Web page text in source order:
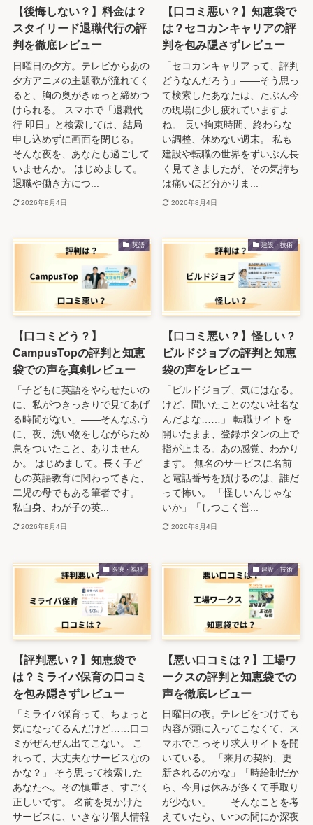
【後悔しない？】料金は？
スタイリード退職代行の評
判を徹底レビュー
日曜日の夕方。テレビからあの
夕方アニメの主題歌が流れてく
ると、胸の奥がきゅっと締めつ
けられる。 スマホで「退職代
行 即日」と検索しては、結局
申し込めずに画面を閉じる。
そんな夜を、あなたも過ごして
いませんか。 はじめまして。
退職や働き方につ...
2026年8月4日
【口コミ悪い？】知恵袋で
は？セコカンキャリアの評
判を包み隠さずレビュー
「セコカンキャリアって、評判
どうなんだろう」——そう思っ
て検索したあなたは、たぶん今
の現場に少し疲れていますよ
ね。 長い拘束時間、終わらな
い調整、休めない週末。 私も
建設や転職の世界をずいぶん長
く見てきましたが、その気持ち
は痛いほど分かりま...
2026年8月4日
英語
【口コミどう？】
CampusTopの評判と知恵
袋での声を真剣レビュー
「子どもに英語をやらせたいの
に、私がつきっきりで見てあげ
る時間がない」——そんなふう
に、夜、洗い物をしながらため
息をついたこと、ありません
か。 はじめまして。長く子ど
もの英語教育に関わってきた、
二児の母でもある筆者です。
私自身、わが子の英...
2026年8月4日
建設・技術
【口コミ悪い？】怪しい？
ビルドジョブの評判と知恵
袋の声をレビュー
「ビルドジョブ、気にはなる。
けど、聞いたことのない社名な
んだよな……」 転職サイトを
開いたまま、登録ボタンの上で
指が止まる。あの感覚、わかり
ます。 無名のサービスに名前
と電話番号を預けるのは、誰だ
って怖い。 「怪しいんじゃな
いか」「しつこく営...
2026年8月4日
医療・福祉
【評判悪い？】知恵袋で
は？ミライバ保育の口コミ
を包み隠さずレビュー
「ミライバ保育って、ちょっと
気になってるんだけど……口コ
ミがぜんぜん出てこない。 こ
れって、大丈夫なサービスなの
かな？」 そう思って検索した
あなたへ。その慎重さ、すごく
正しいです。 名前を見かけた
サービスに、いきなり個人情報
建設・技術
【悪い口コミは？】工場ワ
ークスの評判と知恵袋での
声を徹底レビュー
日曜日の夜。テレビをつけても
内容が頭に入ってこなくて、ス
マホでこっそり求人サイトを開
いている。 「来月の契約、更
新されるのかな」「時給制だか
ら、今月は休みが多くて手取り
が少ない」――そんなことを考
えていたら、いつの間にか深夜